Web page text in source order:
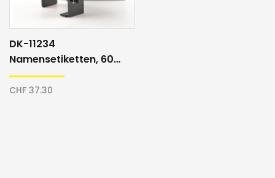
DK-11234
Namensetiketten, 60
mm x 86 mm,
weiss/schwarz
CHF 37.30